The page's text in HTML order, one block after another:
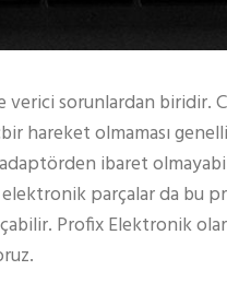
verici sorunlardan biridir.
hareket olmaması
adaptörden ibaret
parçalar da bu
Profix Elektronik